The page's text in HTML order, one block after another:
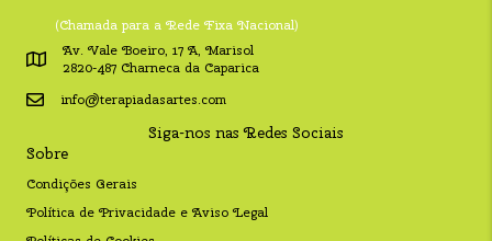
(Chamada para a Rede Fixa Nacional)
Av. Vale Boeiro, 17 A, Marisol
2820-487 Charneca da Caparica
info@terapiadasartes.com
Siga-nos nas Redes Sociais
Sobre
Condições Gerais
Política de Privacidade e Aviso Legal